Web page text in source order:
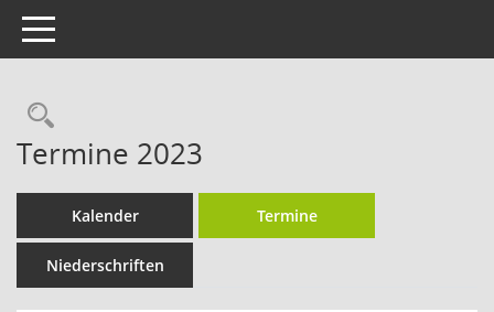
Toggle navigation
Rechercheauswahl
Termine 2023
Kalender Termine
Niederschriften